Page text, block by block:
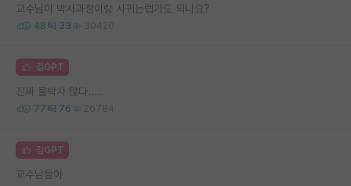
교수님이 박사과정이랑 사귀는랩가도 되나요?
48 33 30420
김GPT
진짜 물박사 많다.....
77 76 26784
김GPT
교수님들아